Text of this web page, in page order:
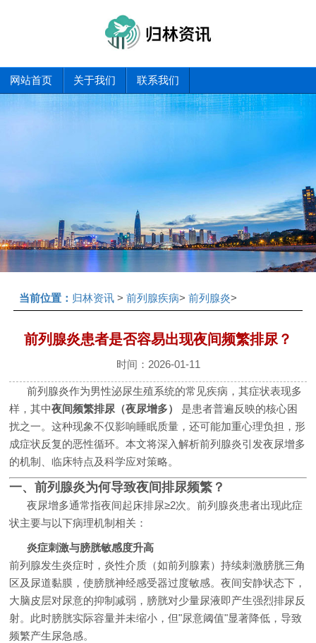
网站首页 关于我们 联系我们
当前位置： 归林资讯> 前列腺疾病> 前列腺炎>
前列腺炎患者是否容易出现夜间频繁排尿？
时间：2026-01-11
前列腺炎作为男性泌尿生殖系统的常见疾病，其症状表现多
样，其中夜间频繁排尿（夜尿增多）
是患者普遍反映的核心困
扰之一。这种现象不仅影响睡眠质量，还可能加重心理负担，形
成症状反复的恶性循环。本文将深入解析前列腺炎引发夜尿增多
的机制、临床特点及科学应对策略。
一、前列腺炎为何导致夜间排尿频繁？
夜尿增多通常指夜间起床排尿≥2次。前列腺炎患者出现此症
状主要与以下病理机制相关：
炎症刺激与膀胱敏感度升高
前列腺发生炎症时，炎性介质（如前列腺素）持续刺激膀胱三角
区及尿道黏膜，使膀胱神经感受器过度敏感。夜间安静状态下，
大脑皮层对尿意的抑制减弱，膀胱对少量尿液即产生强烈排尿反
射。此时膀胱实际容量并未缩小，但"尿意阈值"显著降低，导致
频繁产生尿急感。